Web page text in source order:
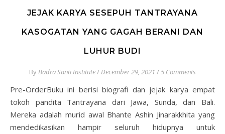
JEJAK KARYA SESEPUH TANTRAYANA
KASOGATAN YANG GAGAH BERANI DAN
LUHUR BUDI
ByBadra Santi Institute/December 29, 2021 /5 Comments
Pre-OrderBuku ini berisi biografi dan jejak karya empat
tokoh pandita Tantrayana dari Jawa, Sunda, dan Bali.
Mereka adalah murid awal Bhante Ashin Jinarakkhita yang
mendedikasikan hampir seluruh hidupnya untuk